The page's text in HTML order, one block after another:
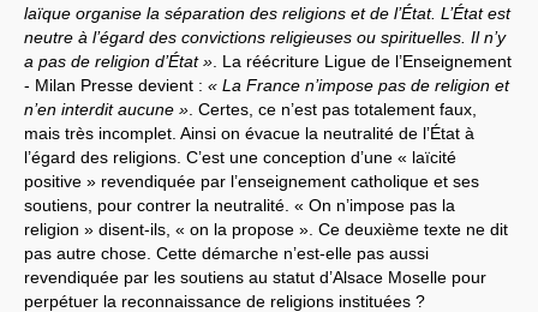
laïque organise la séparation des religions et de l’État. L’État est
neutre à l’égard des convictions religieuses ou spirituelles. Il n’y
a pas de religion d’État » . La réécriture Ligue de l’Enseignement
- Milan Presse devient : « La France n’impose pas de religion et
n’en interdit aucune » . Certes, ce n’est pas totalement faux,
mais très incomplet. Ainsi on évacue la neutralité de l’État à
l’égard des religions. C’est une conception d’une « laïcité
positive » revendiquée par l’enseignement catholique et ses
soutiens, pour contrer la neutralité. « On n’impose pas la
religion » disent-ils, « on la propose ». Ce deuxième texte ne dit
pas autre chose. Cette démarche n’est-elle pas aussi
revendiquée par les soutiens au statut d’Alsace Moselle pour
perpétuer la reconnaissance de religions instituées ?